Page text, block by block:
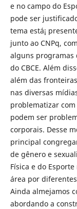
e no campo do
pode ser
tema está¡
junto ao CNPq,
alguns programas
do CBCE. Além
além das
nas diversas
problematizar
podem ser
corporais. Desse
principal
de gênero e
Física e do
área por
Ainda almejamos
abordando a